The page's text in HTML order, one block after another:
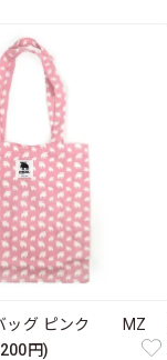
ッグ ピンク MZ
円)